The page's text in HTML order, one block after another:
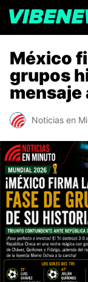
México
grupos
mensaje
Noticias en